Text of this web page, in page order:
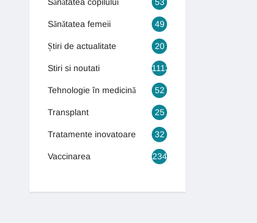
Sănătatea femeii 49
Știri de actualitate 20
Stiri si noutati 1113
Tehnologie în medicină 52
Transplant 25
Tratamente inovatoare 32
Vaccinarea 234